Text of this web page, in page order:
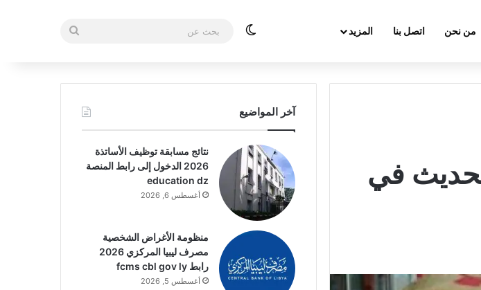
من نحن اتصل بنا المزيد الوضع المظلم
بحث
تحديث في
آخر المواضيع
نتائج مسابقة توظيف الأساتذة
2026 الدخول إلى رابط المنصة
education dz
أغسطس 6, 2026
منظومة الأغراض الشخصية
مصرف ليبيا المركزي 2026
رابط fcms cbl gov ly
أغسطس 5, 2026